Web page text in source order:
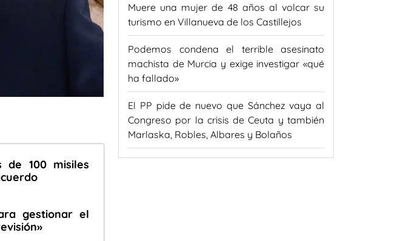
de 100 misiles
gestionar el
Muere una mujer de 48 años al volcar su
turismo en Villanueva de los Castillejos
Podemos condena el terrible asesinato
machista de Murcia y exige investigar «qué
ha fallado»
El PP pide de nuevo que Sánchez vaya al
Congreso por la crisis de Ceuta y también
Marlaska, Robles, Albares y Bolaños